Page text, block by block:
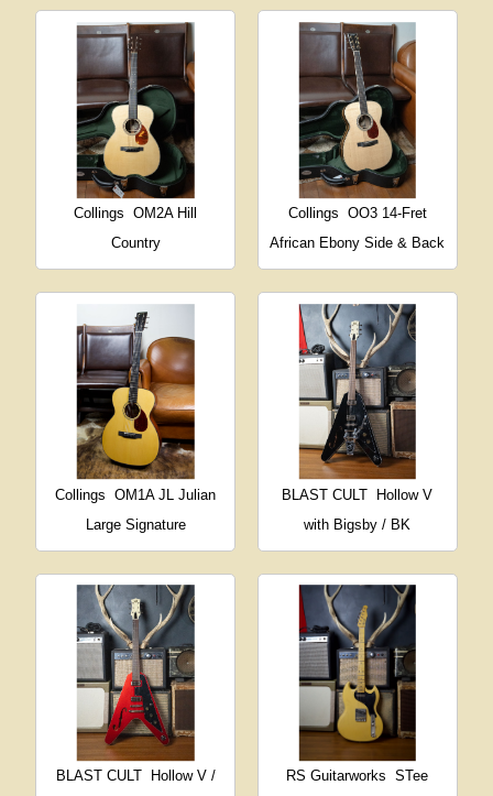
Collings
OM2A Hill
Country
Collings OO3 14-Fret
African Ebony Side & Back
Collings
OM1A JL Julian
Large Signature
BLAST CULT Hollow V
with Bigsby / BK
BLAST CULT
Hollow V /
RS Guitarworks
STee